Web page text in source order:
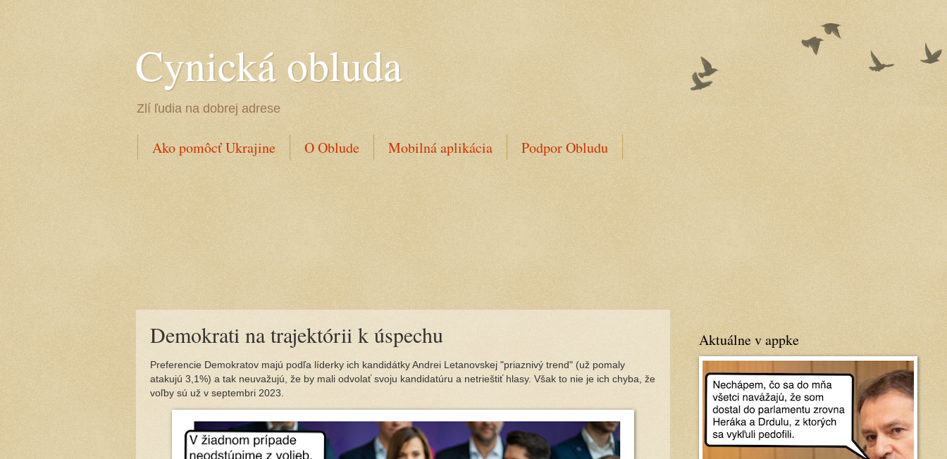
Cynická obluda
Zlí ľudia na dobrej adrese
Ako pomôcť Ukrajine O Oblude Mobilná aplikácia Podpor Obludu
Demokrati na trajektórii k úspechu
Preferencie Demokratov majú podľa líderky ich kandidátky Andrei Letanovskej "priaznivý trend" (už pomaly
atakujú 3,1%) a tak neuvažujú, že by mali odvolať svoju kandidatúru a netrieštiť hlasy. Však to nie je ich chyba, že
voľby sú už v septembri 2023.
Aktuálne v appke